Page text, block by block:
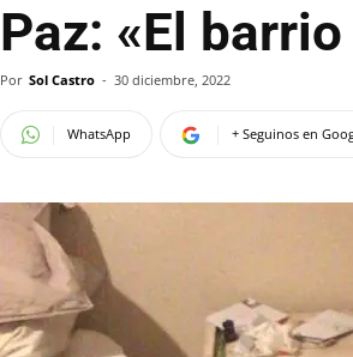
Paz: «El
Por Sol Castro - 30 diciembre, 2022
WhatsApp + Seguinos en